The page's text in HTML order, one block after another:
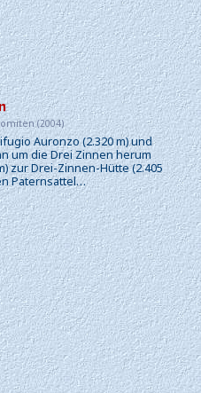
(2004)
Auronzo (2.320 m) und
um die Drei Zinnen herum
zur Drei-Zinnen-Hütte (2.405
Paternsattel…